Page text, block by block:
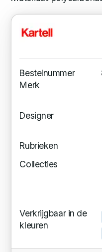
Bestelnummer
Merk
Designer
Rubrieken
Collecties
Verkrijgbaar in de
kleuren